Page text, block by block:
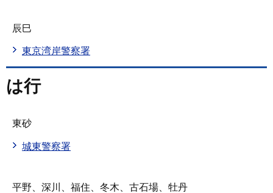
辰巳
東京湾岸警察署
は行
東砂
城東警察署
平野、深川、福住、冬木、古石場、牡丹